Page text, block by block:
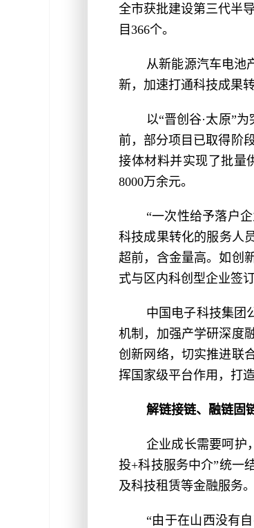
全市获批建设第三代半
目366个。
从新能源汽车电池
新，加速打通科技成果
以“晋创谷·太原”
前，部分项目已取得阶
接体材料并实现了批量
8000万余元。
“一次性给予落户
科技成果转化的服务人
超前，含金量高。如创
式与区内科创型企业签
中国电子科技集团
机制，加强产学研深度
创新网络，切实推进联
挥国家级平台作用，打
解链接链、融链固
企业成长需要呵护
投+科技服务中介”统一
及科技租赁等金融服务。
“由于在山西没有